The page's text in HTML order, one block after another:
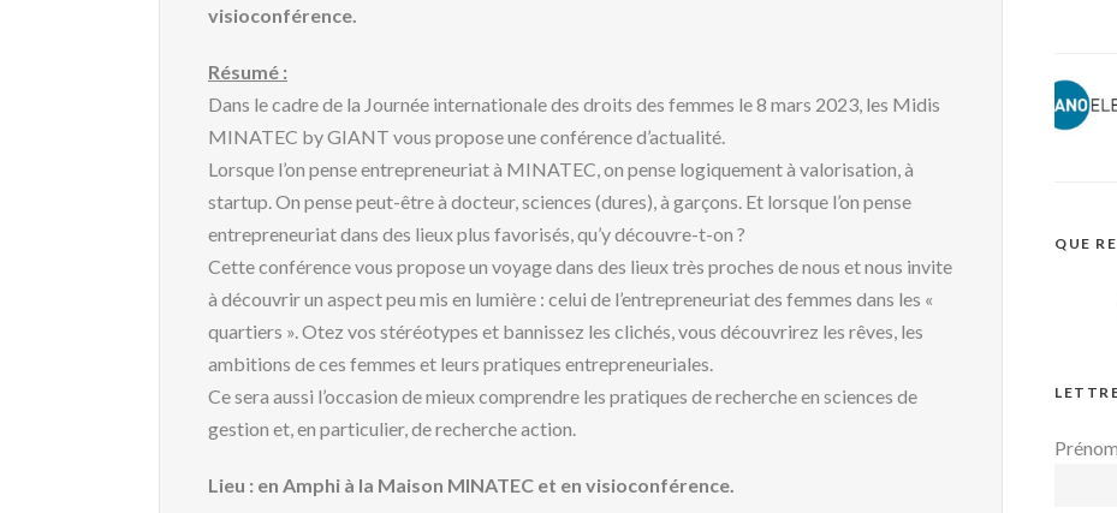
visioconférence.
Résumé :
Dans le cadre de la Journée internationale des droits des femmes le 8 mars 2023, les Midis
MINATEC by GIANT vous propose une conférence d’actualité.
Lorsque l’on pense entrepreneuriat à MINATEC, on pense logiquement à valorisation, à
startup. On pense peut-être à docteur, sciences (dures), à garçons. Et lorsque l’on pense
entrepreneuriat dans des lieux plus favorisés, qu’y découvre-t-on ?
Cette conférence vous propose un voyage dans des lieux très proches de nous et nous invite
à découvrir un aspect peu mis en lumière : celui de l’entrepreneuriat des femmes dans les «
quartiers ». Otez vos stéréotypes et bannissez les clichés, vous découvrirez les rêves, les
ambitions de ces femmes et leurs pratiques entrepreneuriales.
Ce sera aussi l’occasion de mieux comprendre les pratiques de recherche en sciences de
gestion et, en particulier, de recherche action.
Lieu : en Amphi à la Maison MINATEC et en visioconférence.
QUE
Prénom